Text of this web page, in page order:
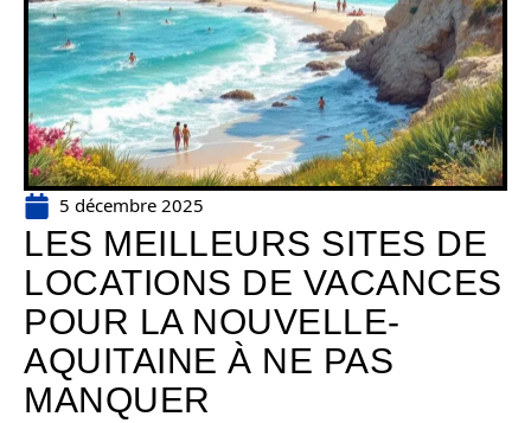
5 décembre 2025
LES MEILLEURS SITES DE
LOCATIONS DE VACANCES
POUR LA NOUVELLE-
AQUITAINE À NE PAS
MANQUER